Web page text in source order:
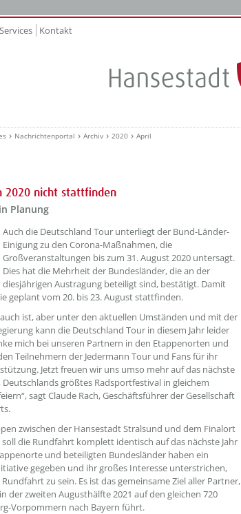
Kontakt
Nachrichtenportal Archiv 2020 April
2020 nicht stattfinden
Planung
Auch die Deutschland Tour unterliegt der Bund-Länder-
Einigung zu den Corona-Maßnahmen, die
Großveranstaltungen bis zum 31. August 2020 untersagt.
Dies hat die Mehrheit der Bundesländer, die an der
diesjährigen Austragung beteiligt sind, bestätigt. Damit
geplant vom 20. bis 23. August stattfinden.
ist, aber unter den aktuellen Umständen und mit der
kann die Deutschland Tour in diesem Jahr leider
mich bei unseren Partnern in den Etappenorten und
Teilnehmern der Jedermann Tour und Fans für ihr
Jetzt freuen wir uns umso mehr auf das nächste
Deutschlands größtes Radsportfestival in gleichem
sagt Claude Rach, Geschäftsführer der Gesellschaft
zwischen der Hansestadt Stralsund und dem Finalort
die Rundfahrt komplett identisch auf das nächste Jahr
und beteiligten Bundesländer haben ein
gegeben und ihr großes Interesse unterstrichen,
zu sein. Es ist das gemeinsame Ziel aller Partner,
der zweiten Augusthälfte 2021 auf den gleichen 720
Vorpommern nach Bayern führt.